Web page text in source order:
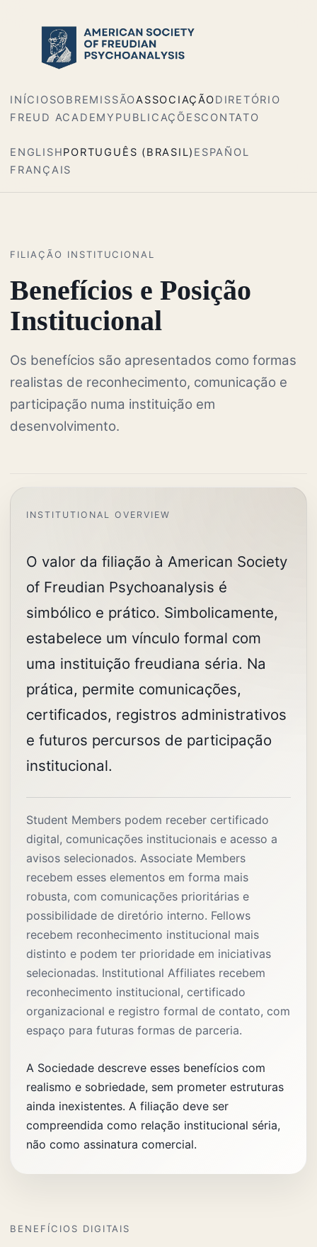
INÍCIOSOBREMISSÃOASSOCIAÇÃODIRETÓRIO
FREUD ACADEMY PUBLICAÇÕESCONTATO
ENGLISHPORTUGUÊS (BRASIL) ESPAÑOL
FRANÇAIS
FILIAÇÃO INSTITUCIONAL
Benefícios e Posição
Institucional
Os benefícios são apresentados como formas
realistas de reconhecimento, comunicação e
participação numa instituição em
desenvolvimento.
O valor da filiação à American Society
of Freudian Psychoanalysis é
simbólico e prático. Simbolicamente,
estabelece um vínculo formal com
uma instituição freudiana séria. Na
prática, permite comunicações,
certificados, registros administrativos
e futuros percursos de participação
institucional.
Student Members podem receber certificado
digital, comunicações institucionais e acesso a
avisos selecionados. Associate Members
recebem esses elementos em forma mais
robusta, com comunicações prioritárias e
possibilidade de diretório interno. Fellows
recebem reconhecimento institucional mais
distinto e podem ter prioridade em iniciativas
selecionadas. Institutional Affiliates recebem
reconhecimento institucional, certificado
organizacional e registro formal de contato, com
espaço para futuras formas de parceria.
A Sociedade descreve esses benefícios com
realismo e sobriedade, sem prometer estruturas
ainda inexistentes. A filiação deve ser
compreendida como relação institucional séria,
não como assinatura comercial.
BENEFÍCIOS DIGITAIS